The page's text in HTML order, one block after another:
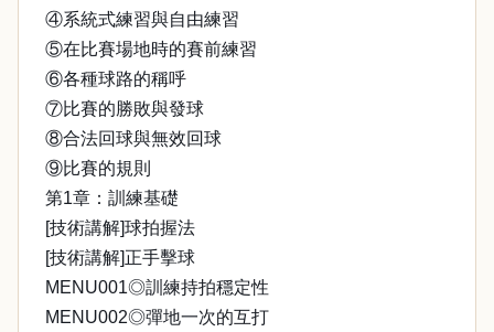
④系統式練習與自由練習
⑤在比賽場地時的賽前練習
⑥各種球路的稱呼
⑦比賽的勝敗與發球
⑧合法回球與無效回球
⑨比賽的規則
第1章：訓練基礎
[技術講解]球拍握法
[技術講解]正手擊球
MENU001◎訓練持拍穩定性
MENU002◎彈地一次的互打